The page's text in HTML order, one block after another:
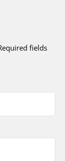
fields